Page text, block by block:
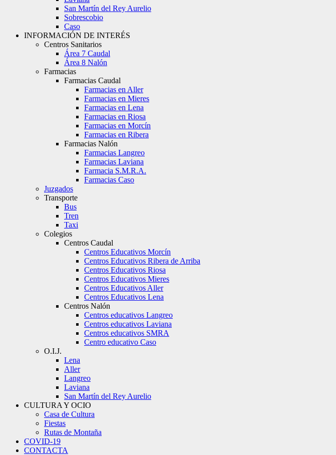
San Martín del Rey Aurelio
Sobrescobio
Caso
INFORMACIÓN DE INTERÉS
Centros Sanitarios
Área 7 Caudal
Área 8 Nalón
Farmacias
Farmacias Caudal
Farmacias en Aller
Farmacias en Mieres
Farmacias en Lena
Farmacias en Riosa
Farmacias en Morcín
Farmacias en Ribera
Farmacias Nalón
Farmacias Langreo
Farmacias Laviana
Farmacia S.M.R.A.
Farmacias Caso
Juzgados
Transporte
Bus
Tren
Taxi
Colegios
Centros Caudal
Centros Educativos Morcín
Centros Educativos Ribera de Arriba
Centros Educativos Riosa
Centros Educativos Mieres
Centros Educativos Aller
Centros Educativos Lena
Centros Nalón
Centros educativos Langreo
Centros educativos Laviana
Centros educativos SMRA
Centro educativo Caso
O.I.J.
Lena
Aller
Langreo
Laviana
San Martín del Rey Aurelio
CULTURA Y OCIO
Casa de Cultura
Fiestas
Rutas de Montaña
COVID-19
CONTACTA